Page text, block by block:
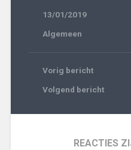
13/01/2019
Algemeen
Vorig bericht
Volgend bericht
REACTIES